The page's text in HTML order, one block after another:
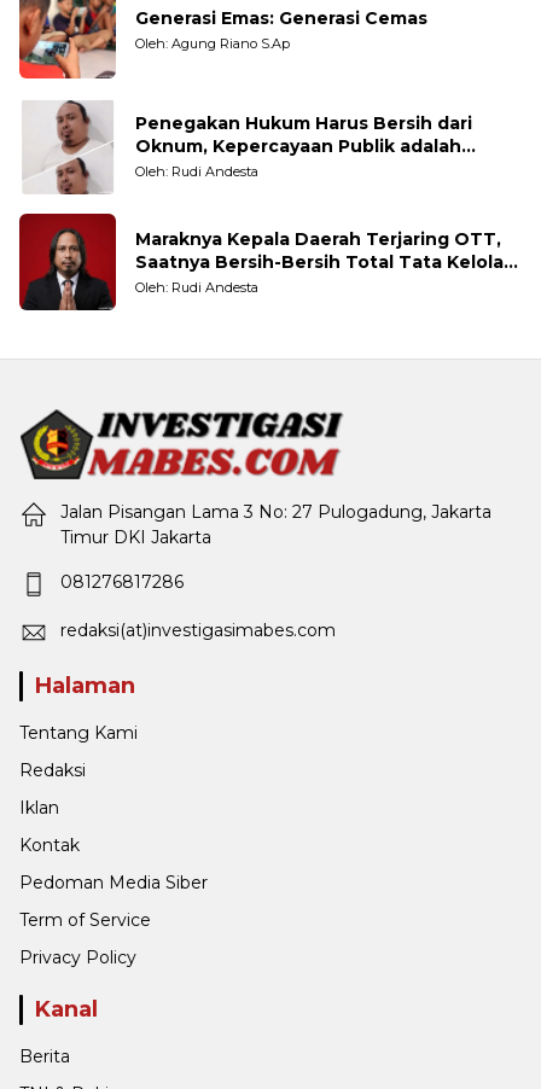
Generasi Emas: Generasi Cemas
Oleh: Agung Riano S.Ap
Penegakan Hukum Harus Bersih dari
Oknum, Kepercayaan Publik adalah
Taruhannya
Oleh: Rudi Andesta
Maraknya Kepala Daerah Terjaring OTT,
Saatnya Bersih-Bersih Total Tata Kelola
Pemerintahan
Oleh: Rudi Andesta
Jalan Pisangan Lama 3 No: 27 Pulogadung, Jakarta
Timur DKI Jakarta
081276817286
redaksi(at)investigasimabes.com
Halaman
Tentang Kami
Redaksi
Iklan
Kontak
Pedoman Media Siber
Term of Service
Privacy Policy
Kanal
Berita